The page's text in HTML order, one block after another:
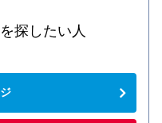
探したい人